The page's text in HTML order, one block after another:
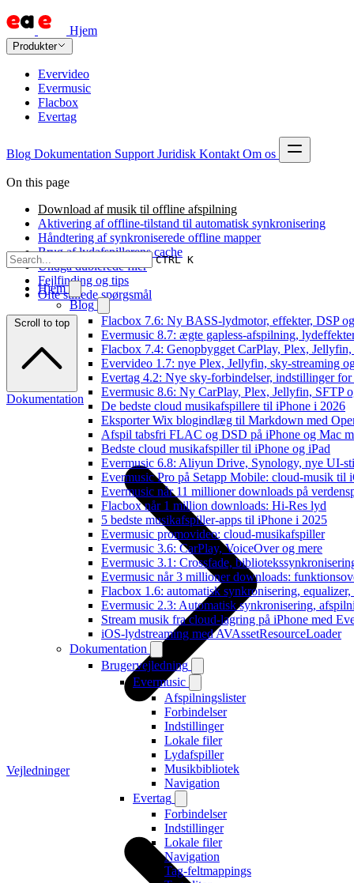
Hjem
Produkter
Evervideo
Evermusic
Flacbox
Evertag
Blog Dokumentation Support Juridisk Kontakt Om os
CTRL K
Hjem
Blog
Flacbox 7.6: Ny BASS-lydmotor, effekter, DSP
Evermusic 8.7: ægte gapless-afspilning,
Flacbox 7.4: Genopbygget CarPlay, Plex,
Evervideo 1.7: nye Plex, Jellyfin, sky-streaming
Evertag 4.2: Nye sky-forbindelser, indstillinger
Evermusic 8.6: Ny CarPlay, Plex, Jellyfin, SFTP
De bedste cloud musikafspillere til iPhone i 2026
Eksporter Wix blogindlæg til Markdown med
Afspil tabsfri FLAC og DSD på iPhone og Mac
Bedste cloud musikafspiller til iPhone og iPad
Evermusic 6.8: Aliyun Drive, Synology, nye UI-
Evermusic Pro på Setapp Mobile: cloud-musik til
Evermusic når 11 millioner downloads på
Flacbox når 1 million downloads: Hi-Res lyd
5 bedste musikafspiller-apps til iPhone i 2025
Evermusic promovideo: cloud-musikafspiller
Evermusic 3.6: CarPlay, VoiceOver og mere
Evermusic 3.1: Crossfade,
Evermusic når 3 millioner downloads:
Flacbox 1.6: automatisk synkronisering,
Evermusic 2.3: Automatisk synkronisering,
Stream musik fra cloud-lagring på iPhone med
iOS-lydstreaming med AVAssetResourceLoader
Dokumentation
Brugervejledning
Evermusic
Afspilningslister
Forbindelser
Indstillinger
Lokale filer
Lydafspiller
Musikbibliotek
Navigation
Evertag
Forbindelser
Indstillinger
Lokale filer
Navigation
Tag-feltmappings
On this page
Download af musik til offline afspilning
Aktivering af offline-tilstand til automatisk synkronisering
Håndtering af synkroniserede offline mapper
Brug af lydafspillerens cache
Undgå dublerede filer
Fejlfinding og tips
Ofte stillede spørgsmål
Scroll to top
Dokumentation
Vejledninger